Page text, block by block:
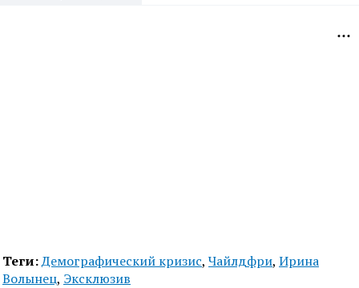
Теги:Демографический кризис, Чайлдфри, Ирина
Волынец, Эксклюзив